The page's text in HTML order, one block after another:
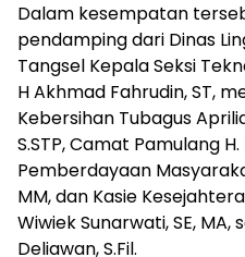
Dalam kesempatan
pendamping dari Dinas
Tangsel Kepala Seksi
H Akhmad Fahrudin, ST,
Kebersihan Tubagus
S.STP, Camat Pamulang H.
Pemberdayaan
MM, dan Kasie
Wiwiek Sunarwati, SE,
Deliawan, S.Fil.